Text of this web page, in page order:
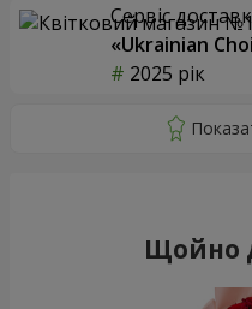
Сервіс
«Ukrainian
2025 рік
Щойно